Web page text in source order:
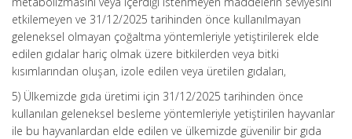
etkilemeyen ve 31/12/2025 tarihinden önce kullanılmayan
geleneksel olmayan çoğaltma yöntemleriyle yetiştirilerek elde
edilen gıdalar hariç olmak üzere bitkilerden veya bitki
kısımlarından oluşan, izole edilen veya üretilen gıdaları,
5) Ülkemizde gıda üretimi için 31/12/2025 tarihinden önce
kullanılan geleneksel besleme yöntemleriyle yetiştirilen hayvanlar
ile bu hayvanlardan elde edilen ve ülkemizde güvenilir bir gıda